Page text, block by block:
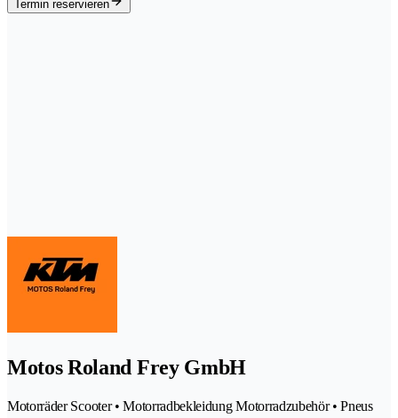
Termin reservieren
Motos Roland Frey GmbH
Motorräder Scooter • Motorradbekleidung Motorradzubehör • Pneus